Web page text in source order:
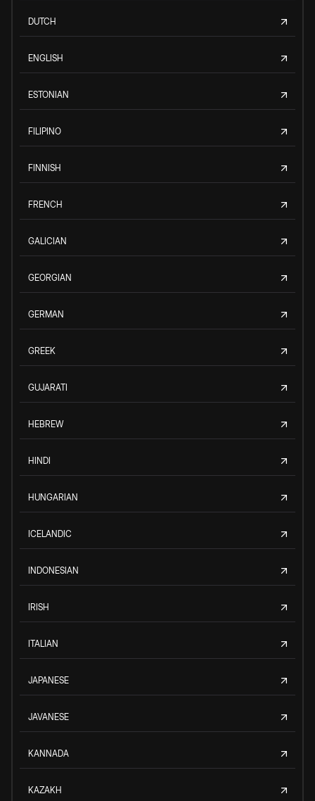
DUTCH
ENGLISH
ESTONIAN
FILIPINO
FINNISH
FRENCH
GALICIAN
GEORGIAN
GERMAN
GREEK
GUJARATI
HEBREW
HINDI
HUNGARIAN
ICELANDIC
INDONESIAN
IRISH
ITALIAN
JAPANESE
JAVANESE
KANNADA
KAZAKH